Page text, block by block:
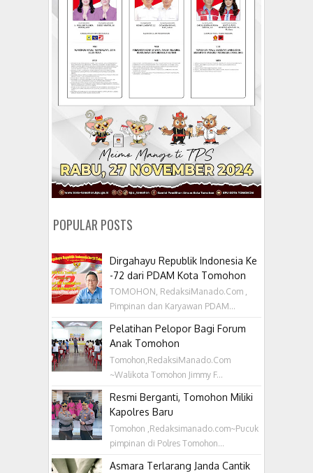
POPULAR POSTS
Dirgahayu Republik Indonesia Ke
-72 dari PDAM Kota Tomohon
TOMOHON, RedaksiManado.Com ,
Pimpinan dan Karyawan PDAM...
Pelatihan Pelopor Bagi Forum
Anak Tomohon
Tomohon,RedaksiManado.Com
~Walikota Tomohon Jimmy F...
Resmi Berganti, Tomohon Miliki
Kapolres Baru
Tomohon ,Redaksimanado.com~Pucuk
pimpinan di Polres Tomohon...
Asmara Terlarang Janda Cantik